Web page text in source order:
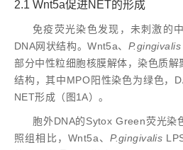
2.1 Wnt5a促进NET的形成
免疫荧光染色发现，未刺激的
DNA网状结构。Wnt5a、 P.gingivalis
部分中性粒细胞核膜解体，染色质
结构，其中MPO阳性染色为绿色，
NET形成（图1A）。
胞外DNA的Sytox Green荧光染
照组相比，Wnt5a、P.gingivalis